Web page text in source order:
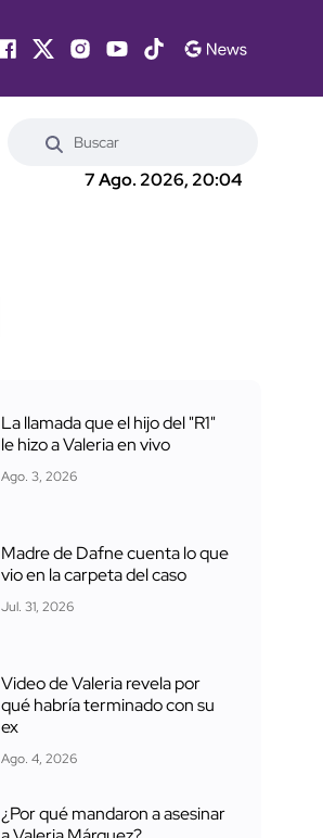
7 Ago. 2026, 20:04
La llamada que el hijo del "R1"
le hizo a Valeria en vivo
Ago. 3, 2026
Madre de Dafne cuenta lo que
vio en la carpeta del caso
Jul. 31, 2026
Video de Valeria revela por
qué habría terminado con su
ex
Ago. 4, 2026
¿Por qué mandaron a asesinar